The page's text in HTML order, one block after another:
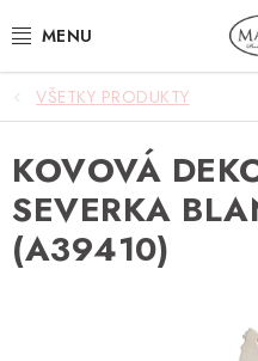
na
NOVINKY
AKCIA
ZÁHRADA
VŠETKY PRODUKTY
KOVOVÁ
SEVERKA
(A39410)